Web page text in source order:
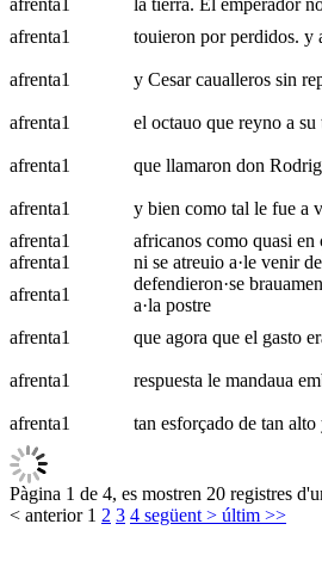
afrenta1 touieron por perdidos. y
afrenta1 y Cesar caualleros sin
afrenta1 el octauo que reyno a
afrenta1 que llamaron don
afrenta1 y bien como tal le fue a
afrenta1 africanos como quasi en
afrenta1 ni se atreuio a·le venir
afrenta1
defendieron·se
a·la postre
afrenta1 que agora que el gasto
afrenta1 respuesta le mandaua
afrenta1 tan esforçado de tan
Pàgina 1 de 4, es mostren 20 registres
< anterior 1 2 3 4 següent > últim >>